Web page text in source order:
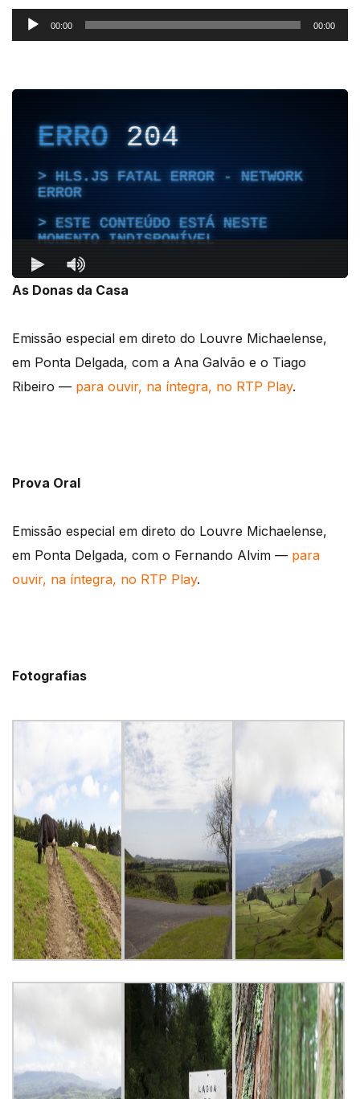
Reprodutor
de
00:00 00:00
As Donas da Casa
Emissão especial em direto do Louvre Michaelense,
em Ponta Delgada, com a Ana Galvão e o Tiago
Ribeiro — para ouvir, na íntegra, no RTP Play.
Prova Oral
Emissão especial em direto do Louvre Michaelense,
em Ponta Delgada, com o Fernando Alvim — para
ouvir, na íntegra, no RTP Play.
Fotografias